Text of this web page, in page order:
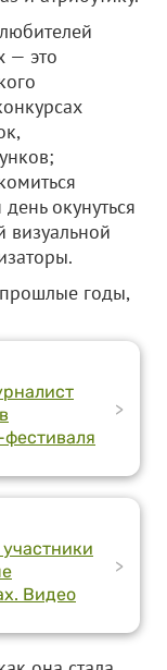
— это
окунуться
визуальной
годы,
>
Видео
>